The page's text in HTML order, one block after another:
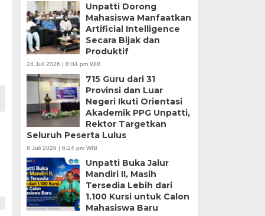
Unpatti Dorong
Mahasiswa Manfaatkan
Artificial Intelligence
Secara Bijak dan
Produktif
24 Juli 2026 | 8:04 pm WIB
715 Guru dari 31
Provinsi dan Luar
Negeri Ikuti Orientasi
Akademik PPG Unpatti,
Rektor Targetkan
Seluruh Peserta Lulus
8 Juli 2026 | 6:24 pm WIB
Unpatti Buka Jalur
Mandiri II, Masih
Tersedia Lebih dari
1.100 Kursi untuk Calon
Mahasiswa Baru